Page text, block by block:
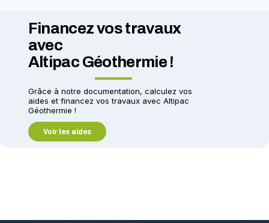
Financez vos travaux
avec
Altipac Géothermie !
Grâce à notre documentation, calculez vos
aides et financez vos travaux avec Altipac
Géothermie !
Voir les aides